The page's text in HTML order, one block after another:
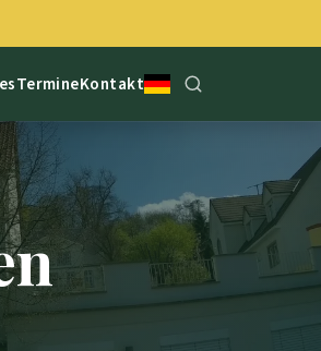
TermineKontakt